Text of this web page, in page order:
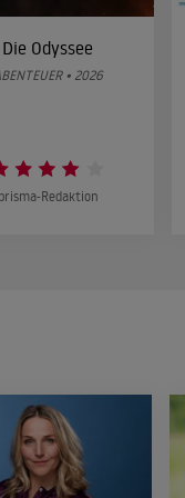
Die Odyssee
• 2026
prisma-Redaktion